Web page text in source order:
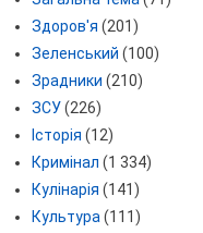
Здоров'я (201)
Зеленський (100)
Зрадники (210)
ЗСУ(226)
Історія (12)
Кримінал (1 334)
Кулінарія (141)
Культура (111)